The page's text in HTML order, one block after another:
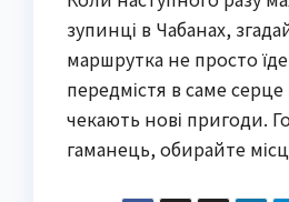
зупинці в Чабанах,
маршрутка не просто
передмістя в саме
чекають нові пригоди.
гаманець, обирайте